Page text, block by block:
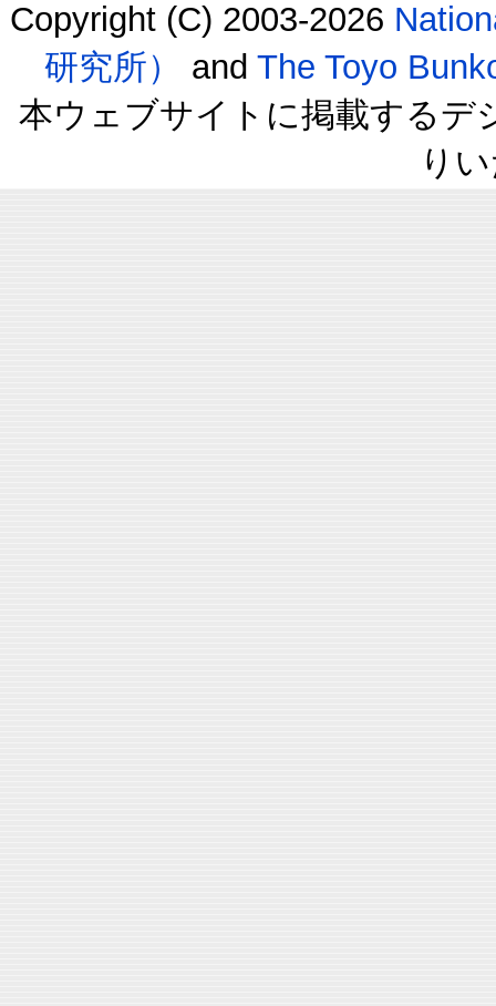
Copyright (C) 2003-2026
研究所）
and The Toyo
本ウェブサイトに掲載するデ
り